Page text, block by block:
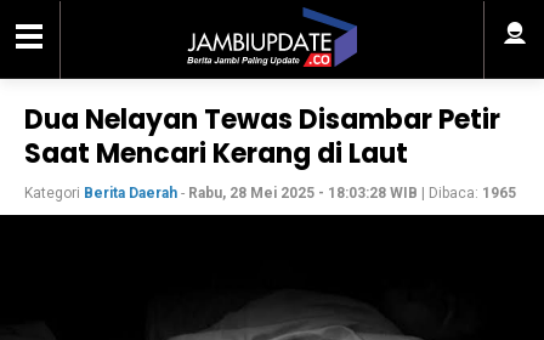
Dua Nelayan Tewas Disambar Petir
Saat Mencari Kerang di Laut
Kategori Berita Daerah - Rabu, 28 Mei 2025 - 18:03:28 WIB | Dibaca: 1965